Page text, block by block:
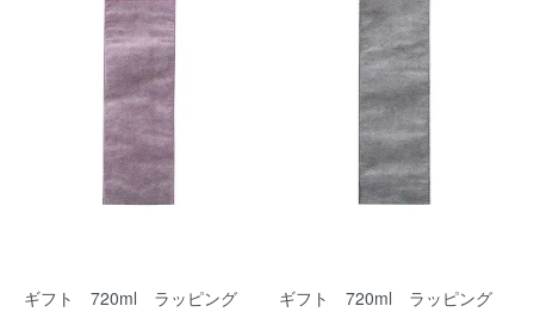
ギフト 720ml ラッピング
ギフト 720ml ラッピング